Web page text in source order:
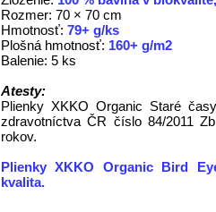
Rozmer: 70 × 70 cm
Hmotnosť: 79+ g/ks
Plošná hmotnosť: 160+ g/m2
Balenie: 5 ks
Atesty:
Plienky XKKO Organic Staré
zdravotníctva ČR číslo 84/2011
rokov.
Plienky XKKO Organic Bird
kvalita.